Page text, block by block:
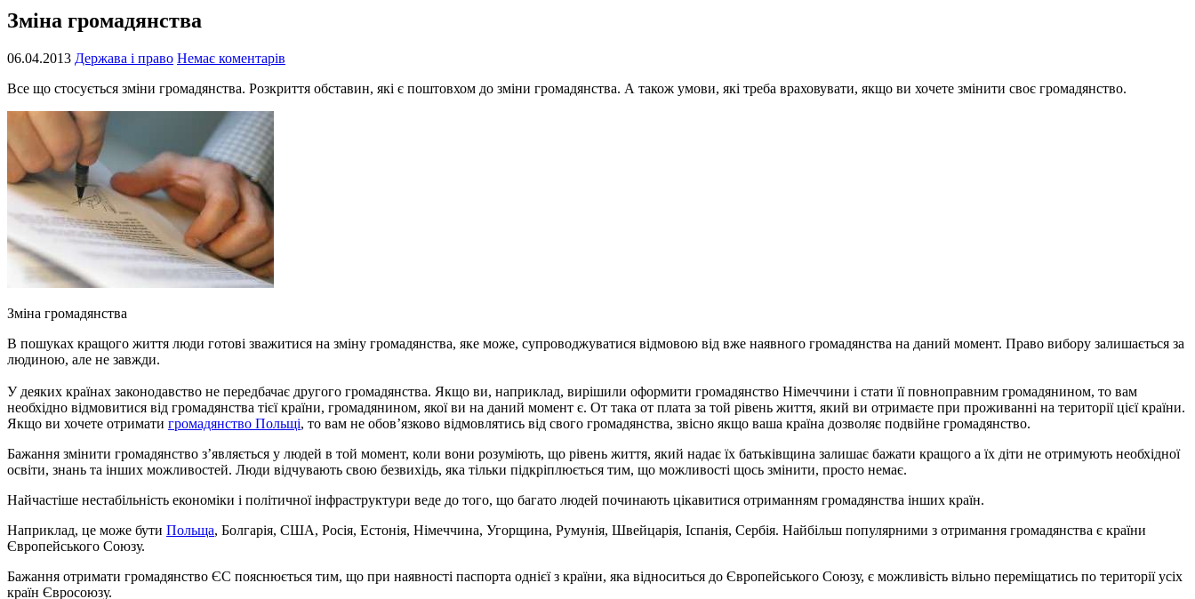
Зміна громадянства
06.04.2013 Держава і право Немає коментарів
Все що стосується зміни громадянства. Розкриття обставин, які є поштовхом до зміни громадянства. А також умови, які треба враховувати, якщо ви хочете змінити своє громадянство.
Зміна громадянства
В пошуках кращого життя люди готові зважитися на зміну громадянства, яке може, супроводжуватися відмовою від вже наявного громадянства на даний момент. Право вибору залишається за
людиною, але не завжди.
У деяких країнах законодавство не передбачає другого громадянства. Якщо ви, наприклад, вирішили оформити громадянство Німеччини і стати її повноправним громадянином, то вам
необхідно відмовитися від громадянства тієї країни, громадянином, якої ви на даний момент є. От така от плата за той рівень життя, який ви отримаєте при проживанні на території цієї країни.
Якщо ви хочете отримати громадянство Польщі, то вам не обов’язково відмовлятись від свого громадянства, звісно якщо ваша країна дозволяє подвійне громадянство.
Бажання змінити громадянство з’являється у людей в той момент, коли вони розуміють, що рівень життя, який надає їх батьківщина залишає бажати кращого а їх діти не отримують необхідної
освіти, знань та інших можливостей. Люди відчувають свою безвихідь, яка тільки підкріплюється тим, що можливості щось змінити, просто немає.
Найчастіше нестабільність економіки і політичної інфраструктури веде до того, що багато людей починають цікавитися отриманням громадянства інших країн.
Наприклад, це може бути Польща, Болгарія, США, Росія, Естонія, Німеччина, Угорщина, Румунія, Швейцарія, Іспанія, Сербія. Найбільш популярними з отримання громадянства є країни
Європейського Союзу.
Бажання отримати громадянство ЄС пояснюється тим, що при наявності паспорта однієї з країни, яка відноситься до Європейського Союзу, є можливість вільно переміщатись по території усіх
країн Євросоюзу.